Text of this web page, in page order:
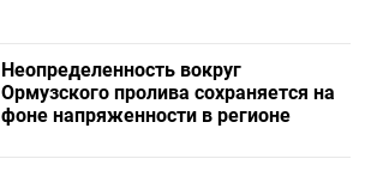
Неопределенность вокруг
Ормузского пролива сохраняется на
фоне напряженности в регионе